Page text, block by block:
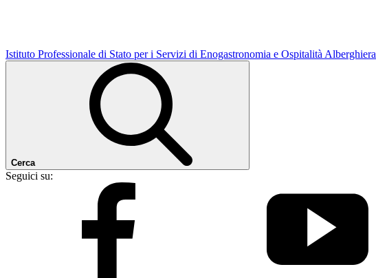
Istituto Professionale di Stato per i Servizi di Enogastronomia e Ospitalità Alberghiera
Cerca
Seguici su: